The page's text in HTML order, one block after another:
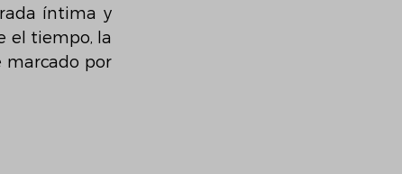
íntima y
el tiempo, la
marcado por